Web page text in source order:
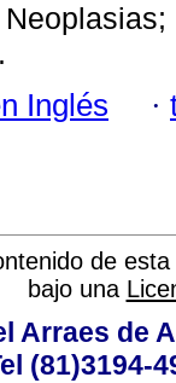
Inglés ·
de
bajo una
Arraes de
(81)3194-